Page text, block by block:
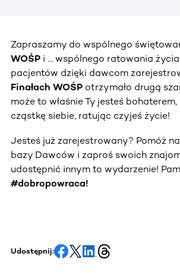
Zapraszamy do wspólnego
WOŚP i … wspólnego ratowania
pacjentów dzięki dawcom
Finałach WOŚP otrzymało drugą
może to właśnie Ty jesteś
cząstkę siebie, ratując czyjeś życie!
Jesteś już zarejestrowany? Pomóż
bazy Dawców i zaproś swoich
udostępnić innym to wydarzenie!
#dobropowraca!
Udostępnij: